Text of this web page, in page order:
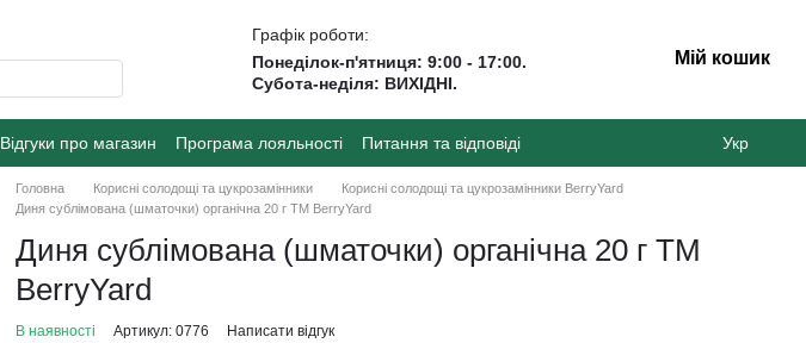
Графік роботи:
Понеділок-п'ятниця: 9:00 - 17:00.
Субота-неділя: ВИХІДНІ.
Мій кошик
Відгуки про магазин Програма лояльності Питання та відповіді Укр
Головна Корисні солодощі та цукрозамінники
Корисні солодощі та цукрозамінники BerryYard
Диня сублімована (шматочки) органічна 20 г ТМ BerryYard
Диня сублімована (шматочки) органічна 20 г ТМ
BerryYard
В наявності Артикул: 0776 Написати відгук